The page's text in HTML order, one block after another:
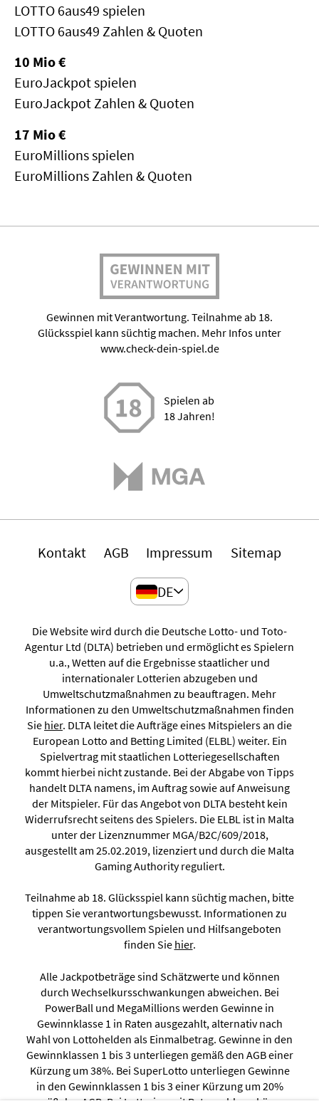
LOTTO 6aus49 spielen
LOTTO 6aus49 Zahlen & Quoten
10 Mio €
EuroJackpot spielen
EuroJackpot Zahlen & Quoten
17 Mio €
EuroMillions spielen
EuroMillions Zahlen & Quoten
Gewinnen mit Verantwortung. Teilnahme ab 18.
Glücksspiel kann süchtig machen. Mehr Infos unter
www.check-dein-spiel.de
Spielen ab
18 Jahren!
Kontakt AGB Impressum Sitemap
DE
Die Website wird durch die Deutsche Lotto- und Toto-
Agentur Ltd (DLTA) betrieben und ermöglicht es Spielern
u.a., Wetten auf die Ergebnisse staatlicher und
internationaler Lotterien abzugeben und
Umweltschutzmaßnahmen zu beauftragen. Mehr
Informationen zu den Umweltschutzmaßnahmen finden
Sie hier. DLTA leitet die Aufträge eines Mitspielers an die
European Lotto and Betting Limited (ELBL) weiter. Ein
Spielvertrag mit staatlichen Lotteriegesellschaften
kommt hierbei nicht zustande. Bei der Abgabe von Tipps
handelt DLTA namens, im Auftrag sowie auf Anweisung
der Mitspieler. Für das Angebot von DLTA besteht kein
Widerrufsrecht seitens des Spielers. Die ELBL ist in Malta
unter der Lizenznummer MGA/B2C/609/2018,
ausgestellt am 25.02.2019, lizenziert und durch die Malta
Gaming Authority reguliert.
Teilnahme ab 18. Glücksspiel kann süchtig machen, bitte
tippen Sie verantwortungsbewusst. Informationen zu
verantwortungsvollem Spielen und Hilfsangeboten
finden Sie hier.
Alle Jackpotbeträge sind Schätzwerte und können
durch Wechselkursschwankungen abweichen. Bei
PowerBall und MegaMillions werden Gewinne in
Gewinnklasse 1 in Raten ausgezahlt, alternativ nach
Wahl von Lottohelden als Einmalbetrag. Gewinne in den
Gewinnklassen 1 bis 3 unterliegen gemäß den AGB einer
Kürzung um 38%. Bei SuperLotto unterliegen Gewinne
in den Gewinnklassen 1 bis 3 einer Kürzung um 20%